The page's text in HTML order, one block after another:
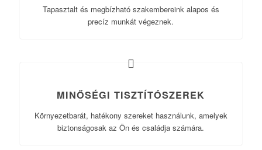
Tapasztalt és megbízható szakembereink alapos és
precíz munkát végeznek.
MINŐSÉGI TISZTÍTÓSZEREK
Környezetbarát, hatékony szereket használunk, amelyek
biztonságosak az Ön és családja számára.